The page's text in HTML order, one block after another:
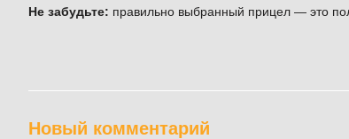
Не забудьте: правильно выбранный прицел — это
Новый комментарий